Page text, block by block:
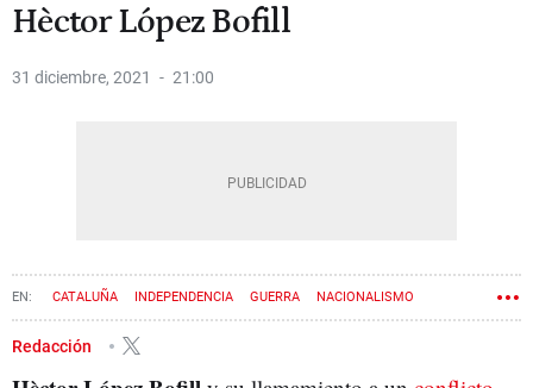
Hèctor López Bofill
31 diciembre, 2021 21:00
CATALUÑA INDEPENDENCIA GUERRA NACIONALISMO
PROCÉS
Redacción